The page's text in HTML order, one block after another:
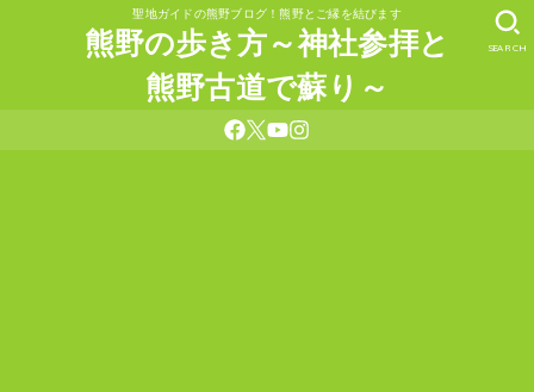
聖地ガイドの熊野ブログ！熊野とご縁を結びます
熊野の歩き方～神社参拝と
熊野古道で蘇り～
SEARCH